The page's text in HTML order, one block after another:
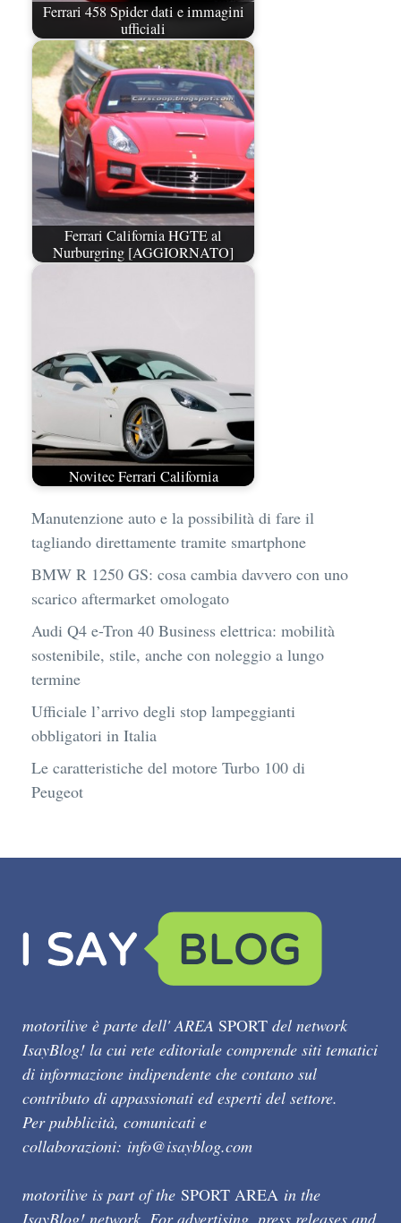
Ferrari 458 Spider dati e immagini
ufficiali
Ferrari California HGTE al
Nurburgring [AGGIORNATO]
Novitec Ferrari California
Manutenzione auto e la possibilità di fare il
tagliando direttamente tramite smartphone
BMW R 1250 GS: cosa cambia davvero con uno
scarico aftermarket omologato
Audi Q4 e-Tron 40 Business elettrica: mobilità
sostenibile, stile, anche con noleggio a lungo
termine
Ufficiale l’arrivo degli stop lampeggianti
obbligatori in Italia
Le caratteristiche del motore Turbo 100 di
Peugeot
motorilive è parte dell' AREA SPORT del network
IsayBlog! la cui rete editoriale comprende siti tematici
di informazione indipendente che contano sul
contributo di appassionati ed esperti del settore.
Per pubblicità, comunicati e
collaborazioni: info@isayblog.com
motorilive is part of the SPORT AREA in the